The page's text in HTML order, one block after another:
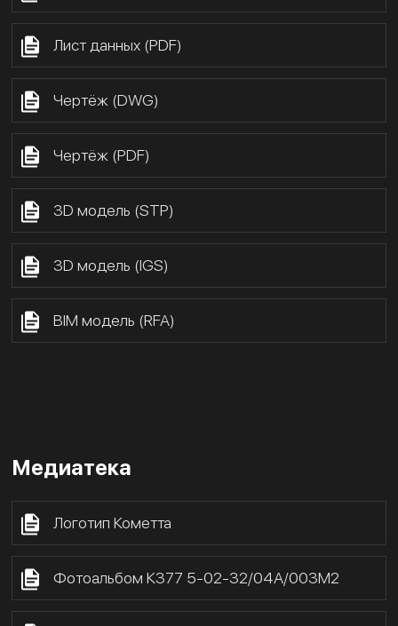
Лист данных (PDF)
Чертёж (DWG)
Чертёж (PDF)
3D модель (STP)
3D модель (IGS)
BIM модель (RFA)
Медиатека
Логотип Кометта
Фотоальбом К377 5-02-32/04А/003М2